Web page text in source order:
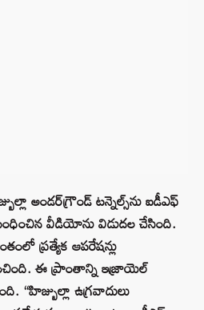
అండర్‌గ్రౌండ్ టన్నెల్స్‌ను ఐడీఎఫ్
వీడియోను విడుదల చేసింది.
ప్రత్యేక ఆపరేషన్లు
ఈ ప్రాంతాన్ని ఇజ్రాయెల్
“హిజ్బుల్లా ఉగ్రవాదులు